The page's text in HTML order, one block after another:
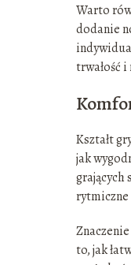
Warto
dodanie
trwałość
Kształt
jak
grających
rytmiczne
to, jak